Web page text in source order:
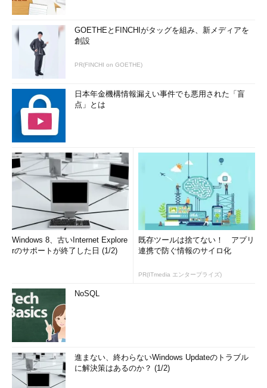
GOETHEとFINCHIがタッグを組み、新メディアを
創設
PR(FINCHI on GOETHE)
日本年金機構情報漏えい事件でも悪用された「盲
点」とは
Windows 8、古いInternet Explore
rのサポートが終了した日 (1/2)
既存ツールは捨てない！ アプリ
連携で防ぐ情報のサイロ化
PR(ITmedia エンタープライズ)
NoSQL
進まない、終わらないWindows Updateのトラブル
に解決策はあるのか？ (1/2)